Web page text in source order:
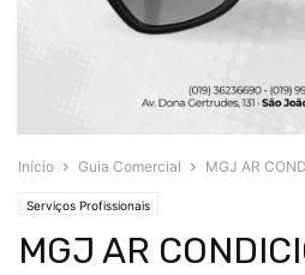
Início Guia Comercial MGJ AR
Serviços Profissionais
MGJ AR